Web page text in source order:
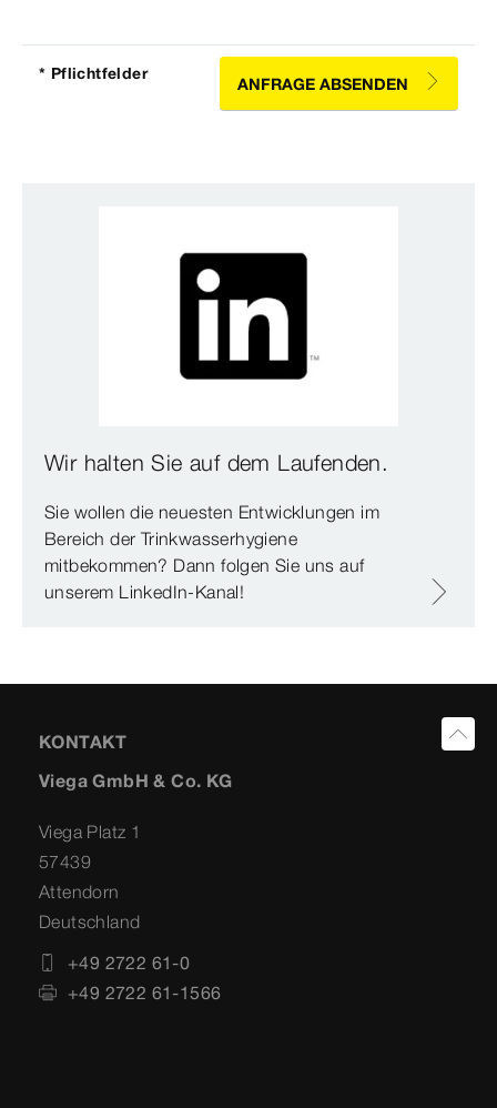
* Pflichtfelder
ANFRAGE ABSENDEN
Wir halten Sie auf dem Laufenden.
Sie wollen die neuesten Entwicklungen im
Bereich der Trinkwasserhygiene
mitbekommen? Dann folgen Sie uns auf
unserem LinkedIn-Kanal!
KONTAKT
Viega GmbH & Co. KG
Viega Platz 1
57439
Attendorn
Deutschland
+49 2722 61-0
+49 2722 61-1566